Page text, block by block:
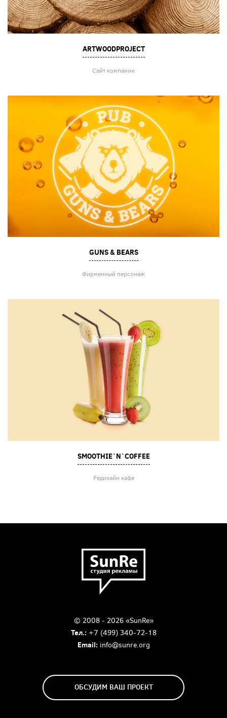
ARTWOODPROJECT
Сайт компании
GUNS & BEARS
Фирменный персонаж
SMOOTHIE`N`СOFFEE
Редизайн кафе
© 2008 - 2026 «SunRe»
Тел.: +7 (499) 340-72-18
Email: info@sunre.org
ОБСУДИМ ВАШ ПРОЕКТ